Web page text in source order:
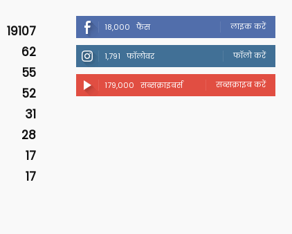
19107
62
55
52
31
28
17
17
18,000 फैंस लाइक करें
1,791 फॉलोवर फॉलो करें
179,000 सब्सक्राइबर्स सब्सक्राइब करें